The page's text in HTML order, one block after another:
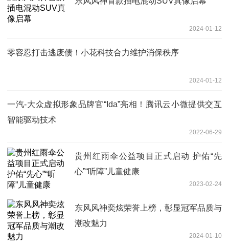
2024-01-12
零容忍打击逃废债！小花科技合力维护消保秩序
2024-01-12
一汽-大众虚拟形象品牌官“Ida”亮相！腾讯云小微提供交互
智能驱动技术
2022-06-29
贵州红雨伞公益项目正式启动 护佑“先
心”“听障”儿童健康
2023-02-24
东风风神奕炫荣誉上榜，彰显冠军品质与
潮改魅力
2024-01-10